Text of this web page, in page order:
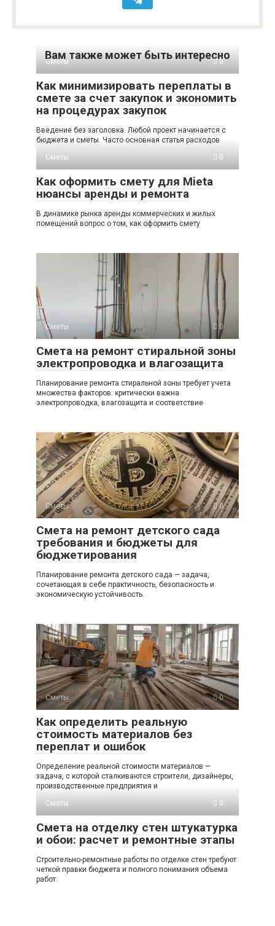
Вам также может быть интересно
Сметы 0
Как минимизировать переплаты в
смете за счет закупок и экономить
на процедурах закупок
Введение без заголовка. Любой проект начинается с
бюджета и сметы. Часто основная статья расходов
Сметы
0
Как оформить смету для Mietа
нюансы аренды и ремонта
В динамике рынка аренды коммерческих и жилых
помещений вопрос о том, как оформить смету
Сметы 0
Смета на ремонт стиральной зоны
электропроводка и влагозащита
Планирование ремонта стиральной зоны требует учета
множества факторов: критически важна
электропроводка, влагозащита и соответствие
Сметы 0
Смета на ремонт детского сада
требования и бюджеты для
бюджетирования
Планирование ремонта детского сада — задача,
сочетающая в себе практичность, безопасность и
экономическую устойчивость.
Сметы 0
Как определить реальную
стоимость материалов без
переплат и ошибок
Определение реальной стоимости материалов —
задача, с которой сталкиваются строители, дизайнеры,
производственные предприятия и
Сметы
0
Смета на отделку стен штукатурка
и обои: расчет и ремонтные этапы
Строительно-ремонтные работы по отделке стен требуют
четкой правки бюджета и полного понимания объема
работ.